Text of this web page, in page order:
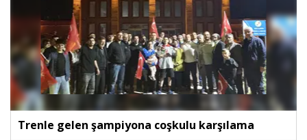
Trenle gelen şampiyona coşkulu karşılama